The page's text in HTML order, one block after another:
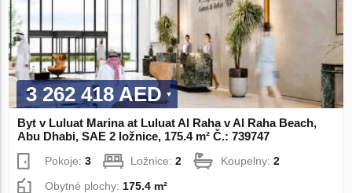
3 262 418 AED
Byt v Luluat Marina at Luluat Al Raha v Al Raha Beach,
Abu Dhabi, SAE 2 ložnice, 175.4 m² Č.: 739747
Pokoje:3 Ložnice:2 Koupelny:2
Obytné plochy: 175.4 m²